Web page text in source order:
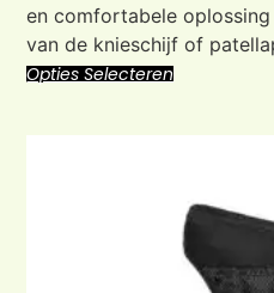
en comfortabele
van de knieschijf of
Opties Selecteren